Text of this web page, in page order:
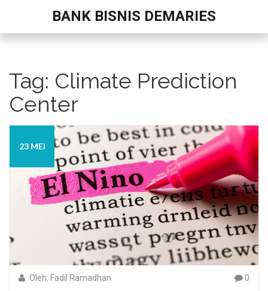
BANK BISNIS DEMARIES
Tag: Climate Prediction
Center
23 MEI
Oleh: Fadil Ramadhan 0